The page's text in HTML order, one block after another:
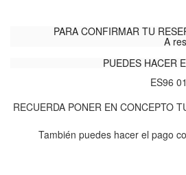
PARA CONFIRMAR TU
A
PUEDES HACER
ES96
RECUERDA PONER EN CONCEPTO
También puedes hacer el pago